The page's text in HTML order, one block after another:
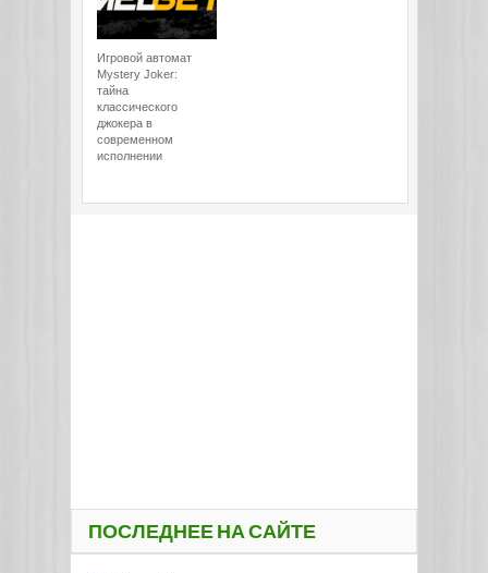
Игровой автомат
Mystery Joker:
тайна
классического
джокера в
современном
исполнении
ПОСЛЕДНЕЕ НА САЙТЕ